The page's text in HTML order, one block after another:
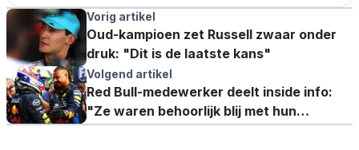
Vorig artikel
Oud-kampioen zet Russell zwaar onder
druk: "Dit is de laatste kans"
Volgend artikel
Red Bull-medewerker deelt inside info:
"Ze waren behoorlijk blij met hun
bandendegradatie"